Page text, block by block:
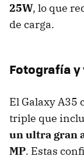
25W, lo que
de carga.
Fotografía y
El Galaxy A35
triple que
un ultra gran
MP. Estas